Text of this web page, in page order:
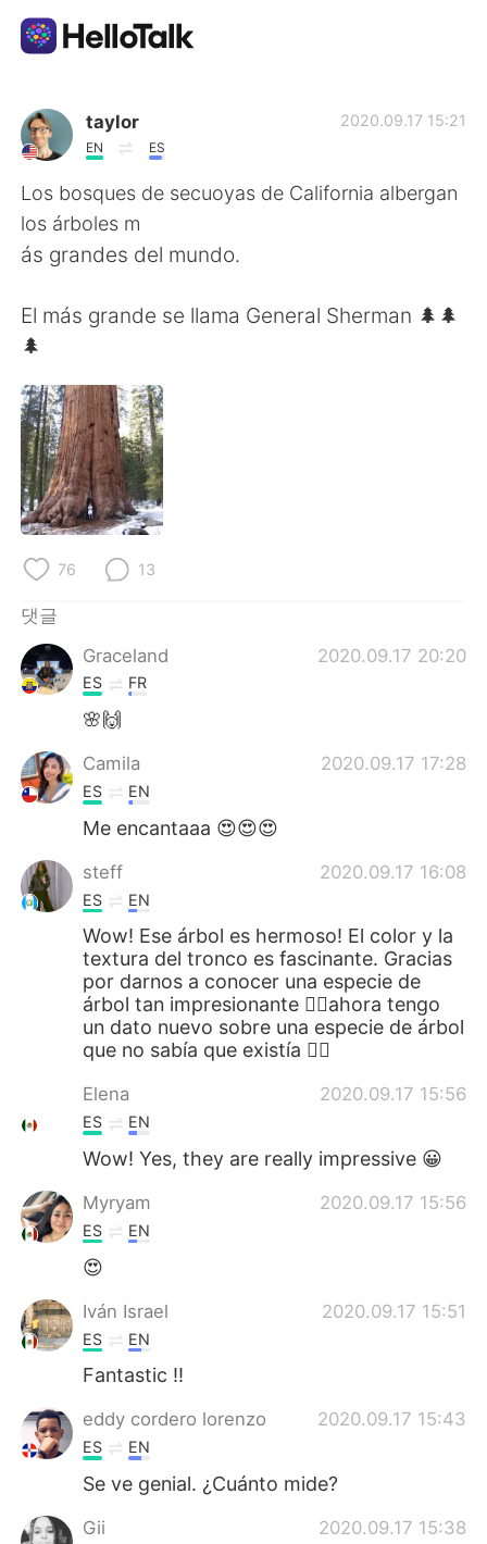
언어 교환 앱
AI Grammar Checker
한국어
English 简体中文
繁體中文
العربية
Deutsch
Türkçe
Português
taylor
EN ES
2020.09.17 15:21
Los bosques de secuoyas de California albergan
los árboles m
ás grandes del mundo.
El más grande se llama General Sherman 🌲🌲
🌲
76 13
댓글
Graceland
2020.09.17 20:20
ES FR
🌸🙌
Camila 2020.09.17 17:28
ES EN
Me encantaaa 😍😍😍
steff 2020.09.17 16:08
ES EN
Wow! Ese árbol es hermoso! El color y la
textura del tronco es fascinante. Gracias
por darnos a conocer una especie de
árbol tan impresionante 👍🏻ahora tengo
un dato nuevo sobre una especie de árbol
que no sabía que existía ✌🏻
Elena 2020.09.17 15:56
ES EN
Wow! Yes, they are really impressive 😀
Myryam 2020.09.17 15:56
ES EN
😍
Iván Israel 2020.09.17 15:51
ES EN
Fantastic !!
eddy cordero lorenzo 2020.09.17 15:43
ES EN
Se ve genial. ¿Cuánto mide?
Gii 2020.09.17 15:38